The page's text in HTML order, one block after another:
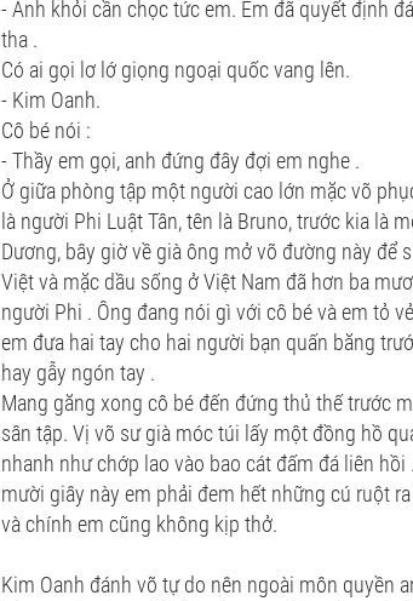
- Anh khỏi cần chọc tức em. Em đã quyết định
tha .
Có ai gọi lơ lớ giọng ngoại quốc vang lên.
- Kim Oanh.
Cô bé nói :
- Thầy em gọi, anh đứng đây đợi em nghe .
Ở giữa phòng tập một người cao lớn mặc võ
là người Phi Luật Tân, tên là Bruno, trước kia là
Dương, bây giờ về già ông mở võ đường này
Việt và mặc dầu sống ở Việt Nam đã hơn ba
người Phi . Ông đang nói gì với cô bé và em tỏ
em đưa hai tay cho hai người bạn quấn băng
hay gẫy ngón tay .
Mang găng xong cô bé đến đứng thủ thế trước
sân tập. Vị võ sư già móc túi lấy một đồng hồ
nhanh như chớp lao vào bao cát đấm đá liên
mười giây này em phải đem hết những cú ruột
và chính em cũng không kịp thở.
Kim Oanh đánh võ tự do nên ngoài môn quyền